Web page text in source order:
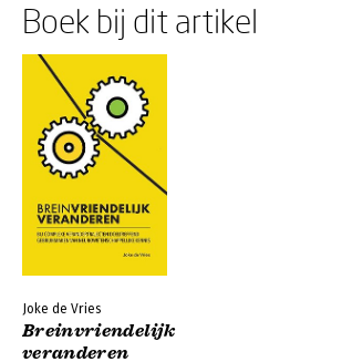
Boek bij dit artikel
Joke de Vries
Breinvriendelijk
veranderen